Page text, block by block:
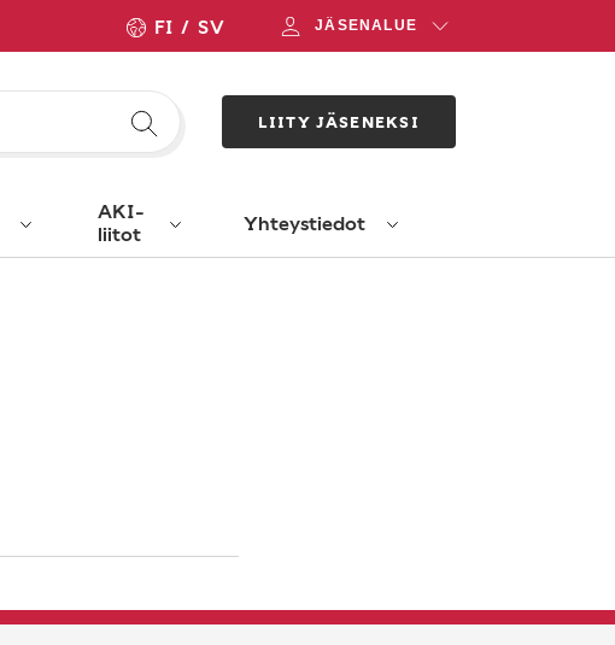
FI SV JÄSENALUE
LIITY JÄSENEKSI
AKI-
liitot
Yhteystiedot